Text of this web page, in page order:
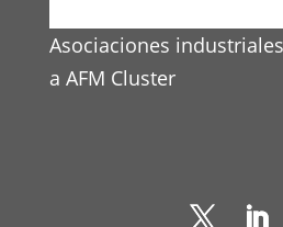
Asociaciones
a AFM Cluster